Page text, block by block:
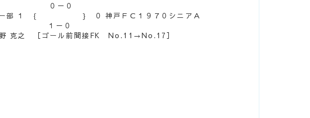
０－０
部
１ ｛ ｝ ０ 神戸ＦＣ１９７０シニアＡ
１－０
之 ［ゴール前間接FK No.11→No.17］